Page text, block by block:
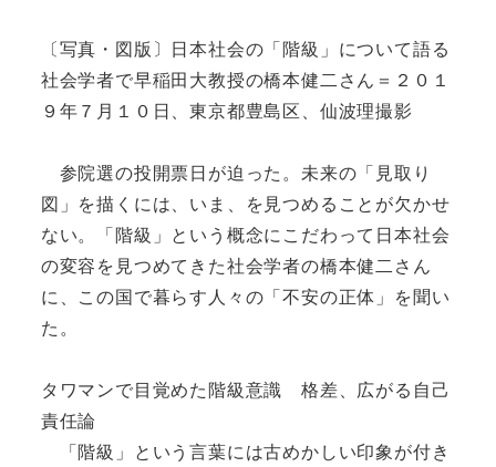
〔写真・図版〕日本社会の「階級」について語る
社会学者で早稲田大教授の橋本健二さん＝２０１
９年７月１０日、東京都豊島区、仙波理撮影
参院選の投開票日が迫った。未来の「見取り
図」を描くには、いま、を見つめることが欠かせ
ない。「階級」という概念にこだわって日本社会
の変容を見つめてきた社会学者の橋本健二さん
に、この国で暮らす人々の「不安の正体」を聞い
た。
タワマンで目覚めた階級意識 格差、広がる自己
責任論
「階級」という言葉には古めかしい印象が付き